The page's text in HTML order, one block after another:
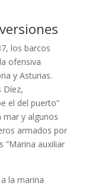
los barcos
ofensiva
y Asturias.
Díez,
el del puerto”
mar y algunos
armados por
“Marina auxiliar
la marina